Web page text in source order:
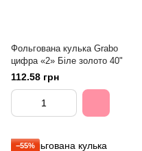
Фольгована кулька Grabo
цифра «2» Біле золото 40"
112.58 грн
−55%